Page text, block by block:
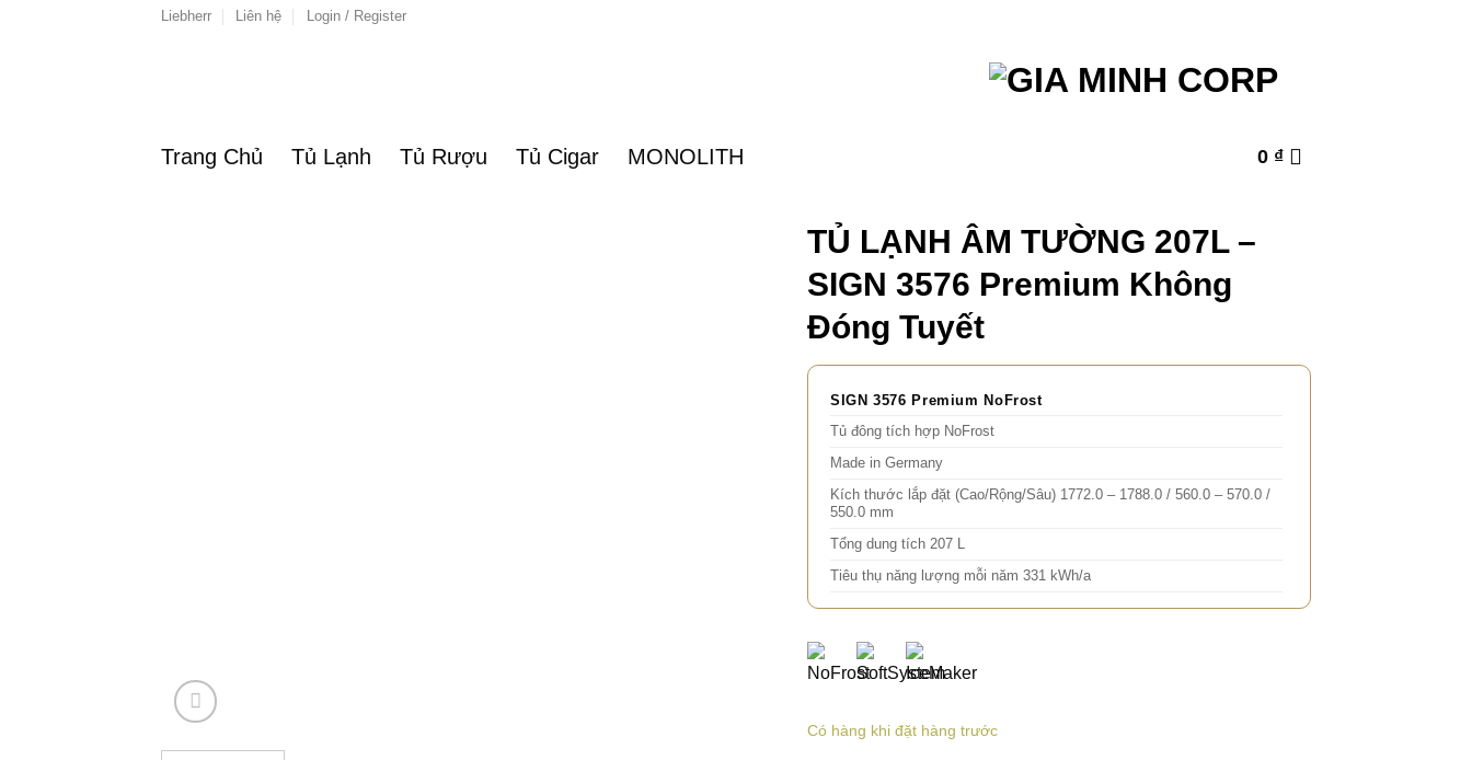
Liebherr Liên hệ Login / Register
Trang Chủ Tủ Lạnh Tủ Rượu Tủ Cigar MONOLITH 0 ₫
TỦ LẠNH ÂM TƯỜNG 207L –
SIGN 3576 Premium Không
Đóng Tuyết
SIGN 3576 Premium NoFrost
Tủ đông tích hợp NoFrost
Made in Germany
Kích thước lắp đặt (Cao/Rộng/Sâu) 1772.0 – 1788.0 / 560.0 – 570.0 /
550.0 mm
Tổng dung tích 207 L
Tiêu thụ năng lượng mỗi năm 331 kWh/a
Có hàng khi đặt hàng trước